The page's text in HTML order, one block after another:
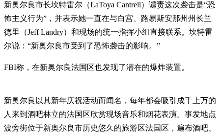
新奥尔良市长坎特雷尔（LaToya Cantrell）谴责这次袭击是“恐
怖主义行为”，并表示她一直在与白宫、路易斯安那州州长兰
德里（Jeff Landry）和现场的统一指挥小组直接联系。坎特雷
尔说：“新奥尔良市受到了恐怖袭击的影响。”
FBI称，在新奥尔良法国区也发现了潜在的爆炸装置。
新奥尔良以其新年庆祝活动而闻名，每年都会吸引成千上万的
人来到酒吧林立的法国区欣赏现场音乐和烟花表演。事发地点
波旁街位于新奥尔良市历史悠久的旅游区法国区，遍布酒吧、